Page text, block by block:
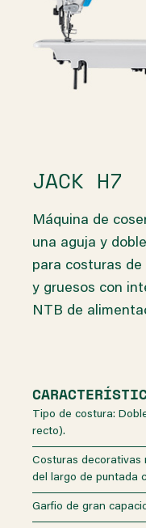
JACK H7
Máquina de
una aguja y
para costuras
y gruesos con
NTB de
Tipo de costura:
recto).
Costuras decorativas
del largo de puntada
Garfio de gran